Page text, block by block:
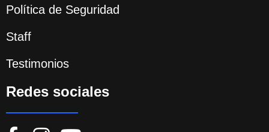
Política de Seguridad
Staff
Testimonios
Redes sociales